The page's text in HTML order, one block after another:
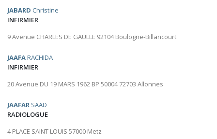
JABARD Christine
INFIRMIER
9 Avenue CHARLES DE GAULLE 92104 Boulogne-Billancourt
JAAFARACHIDA
INFIRMIER
20 Avenue DU 19 MARS 1962 BP 50004 72703 Allonnes
JAAFAR SAAD
RADIOLOGUE
4 PLACE SAINT LOUIS 57000 Metz